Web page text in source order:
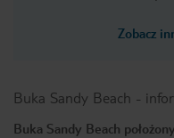
Zobacz
Buka Sandy Beach -
Buka Sandy Beach